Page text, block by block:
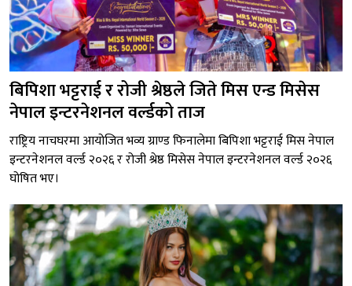
बिपिशा भट्टराई र रोजी श्रेष्ठले जिते मिस एन्ड मिसेस
नेपाल इन्टरनेशनल वर्ल्डको ताज
राष्ट्रिय नाचघरमा आयोजित भव्य ग्राण्ड फिनालेमा बिपिशा भट्टराई मिस नेपाल
इन्टरनेशनल वर्ल्ड २०२६ र रोजी श्रेष्ठ मिसेस नेपाल इन्टरनेशनल वर्ल्ड २०२६
घोषित भए।